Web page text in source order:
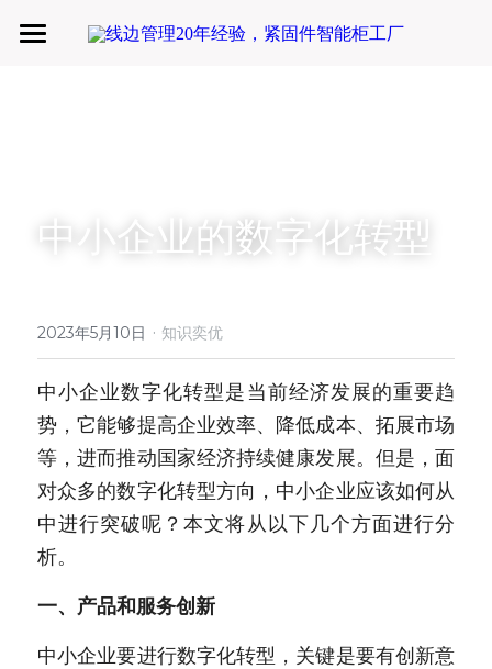
产品与服务
单元智慧化
6S精益管理必备品
MRO工业物料智能化管理
手机平板智能存储
废旧家电拆解解决方案
商超快递配送解决方案
关于奕优
公司介绍
知识奕优
Lean Manufacturing（精益生产和管理）
新闻动态
搜索
中小企业的数字化转型
2023年5月10日 · 知识奕优
中小企业数字化转型是当前经济发展的重要趋
势，它能够提高企业效率、降低成本、拓展市场
等，进而推动国家经济持续健康发展。但是，面
对众多的数字化转型方向，中小企业应该如何从
中进行突破呢？本文将从以下几个方面进行分
析。
一、产品和服务创新
中小企业要进行数字化转型，关键是要有创新意